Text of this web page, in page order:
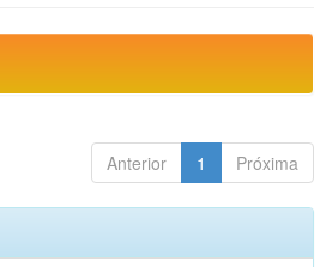
Anterior 1 Próxima